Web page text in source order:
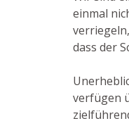
einmal
dass der
verfügen